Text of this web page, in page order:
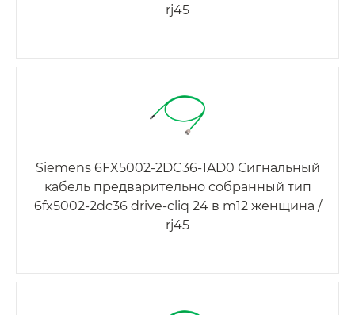
rj45
Siemens 6FX5002-2DC36-1AD0 Сигнальный
кабель предварительно собранный тип
6fx5002-2dc36 drive-cliq 24 в m12 женщина /
rj45